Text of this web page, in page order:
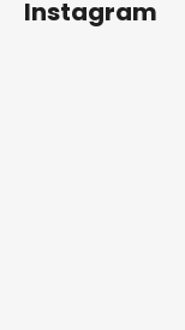
Instagram